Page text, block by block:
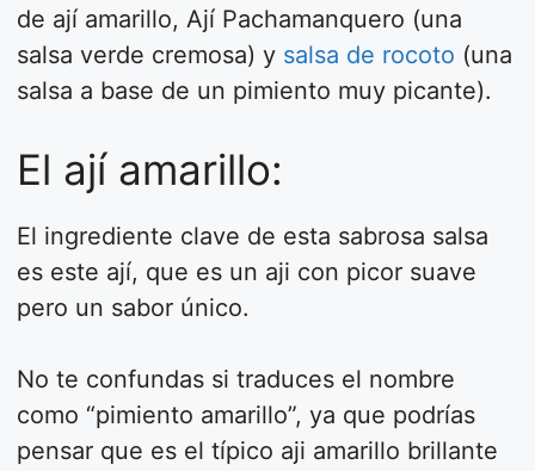
de ají amarillo, Ají Pachamanquero (una
salsa verde cremosa) y salsa de rocoto (una
salsa a base de un pimiento muy picante).
El ají amarillo:
El ingrediente clave de esta sabrosa salsa
es este ají, que es un aji con picor suave
pero un sabor único.
No te confundas si traduces el nombre
como “pimiento amarillo”, ya que podrías
pensar que es el típico aji amarillo brillante